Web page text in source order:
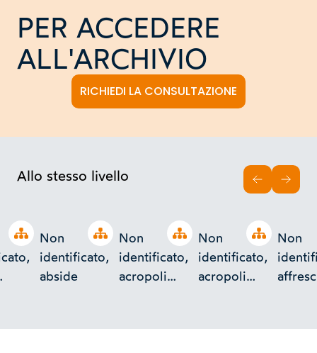
PER ACCEDERE
ALL'ARCHIVIO
RICHIEDI LA CONSULTAZIONE
Allo stesso livello
Open tree Open tree
Non
identificato,
abside
Open tree
Non
identificato,
acropoli
Open tree
Non
identificato,
acropoli
Non
INDIETRO